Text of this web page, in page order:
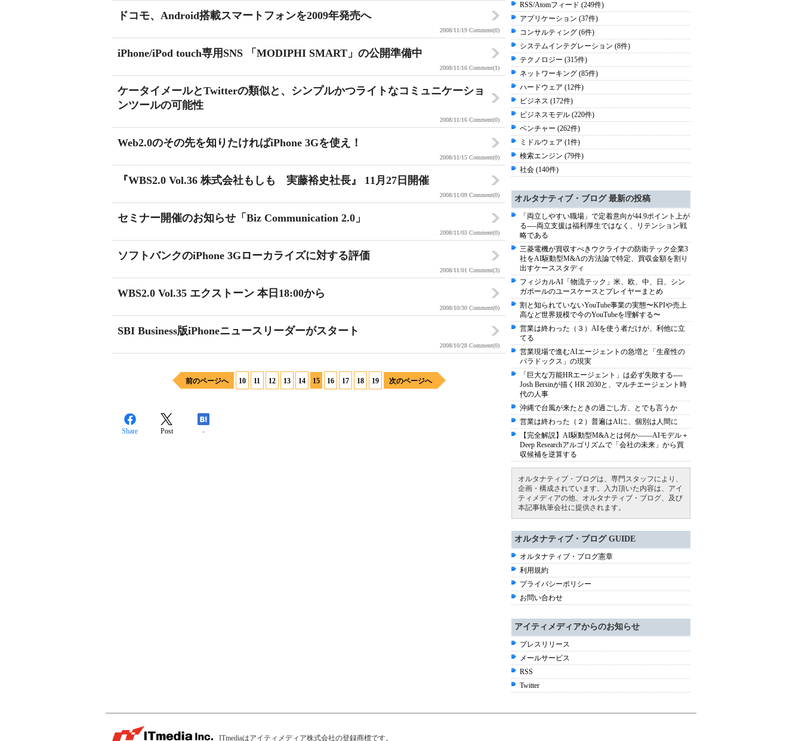
ドコモ、Android搭載スマートフォンを2009年発売へ
2008/11/19 Comment(0)
iPhone/iPod touch専用SNS 「MODIPHI SMART」の公開準備中
2008/11/16 Comment(1)
ケータイメールとTwitterの類似と、シンプルかつライトなコミュニケーショ
ンツールの可能性
2008/11/16 Comment(0)
Web2.0のその先を知りたければiPhone 3Gを使え！
2008/11/15 Comment(0)
『WBS2.0 Vol.36 株式会社もしも 実藤裕史社長』 11月27日開催
2008/11/09 Comment(0)
セミナー開催のお知らせ「Biz Communication 2.0」
2008/11/03 Comment(0)
ソフトバンクのiPhone 3Gローカライズに対する評価
2008/11/01 Comment(3)
WBS2.0 Vol.35 エクストーン 本日18:00から
2008/10/30 Comment(0)
SBI Business版iPhoneニュースリーダーがスタート
2008/10/28 Comment(0)
前のページへ 10 11 12 13 14 15 16 17 18 19 次のページへ
Share Post -
RSS/Atomフィード (249件)
アプリケーション (37件)
コンサルティング (6件)
システムインテグレーション (8件)
テクノロジー (315件)
ネットワーキング (85件)
ハードウェア (12件)
ビジネス (172件)
ビジネスモデル (220件)
ベンチャー (262件)
ミドルウェア (1件)
検索エンジン (79件)
社会 (140件)
オルタナティブ・ブログ 最新の投稿
「両立しやすい職場」で定着意向が44.9ポイント上が
る----両立支援は福利厚生ではなく、リテンション戦
略である
三菱電機が買収すべきウクライナの防衛テック企業3
社をAI駆動型M&Aの方法論で特定、買収金額を割り
出すケーススタディ
フィジカルAI「物流テック」米、欧、中、日、シン
ガポールのユースケースとプレイヤーまとめ
割と知られていないYouTube事業の実態〜KPIや売上
高など世界規模で今のYouTubeを理解する〜
営業は終わった（３）AIを使う者だけが、利他に立
てる
営業現場で進むAIエージェントの急増と「生産性の
パラドックス」の現実
「巨大な万能HRエージェント」は必ず失敗する----
Josh Bersinが描くHR 2030と、マルチエージェント時
代の人事
沖縄で台風が来たときの過ごし方、とでも言うか
営業は終わった（２）普遍はAIに、個別は人間に
【完全解説】AI駆動型M&Aとは何か――AIモデル＋
Deep Researchアルゴリズムで「会社の未来」から買
収候補を逆算する
オルタナティブ・ブログは、専門スタッフにより、
企画・構成されています。入力頂いた内容は、アイ
ティメディアの他、オルタナティブ・ブログ、及び
本記事執筆会社に提供されます。
オルタナティブ・ブログ GUIDE
オルタナティブ・ブログ憲章
利用規約
プライバシーポリシー
お問い合わせ
アイティメディアからのお知らせ
プレスリリース
メールサービス
RSS
Twitter
ITmediaはアイティメディア株式会社の登録商標です。